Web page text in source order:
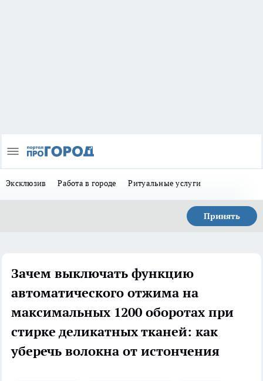
Эксклюзив Работа в городе Ритуальные услуги
Принять
Зачем выключать функцию
автоматического отжима на
максимальных 1200 оборотах при
стирке деликатных тканей: как
уберечь волокна от истончения